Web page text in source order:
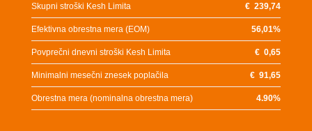
Skupni stroški Kesh Limita €239,74
Efektivna obrestna mera (EOM) 56,01%
Povprečni dnevni stroški Kesh Limita €0,65
Minimalni mesečni znesek poplačila €91,65
Obrestna mera (nominalna obrestna mera) 4.90%